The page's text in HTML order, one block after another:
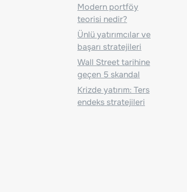
Modern portföy
teorisi nedir?
Ünlü yatırımcılar ve
başarı stratejileri
Wall Street tarihine
geçen 5 skandal
Krizde yatırım: Ters
endeks stratejileri